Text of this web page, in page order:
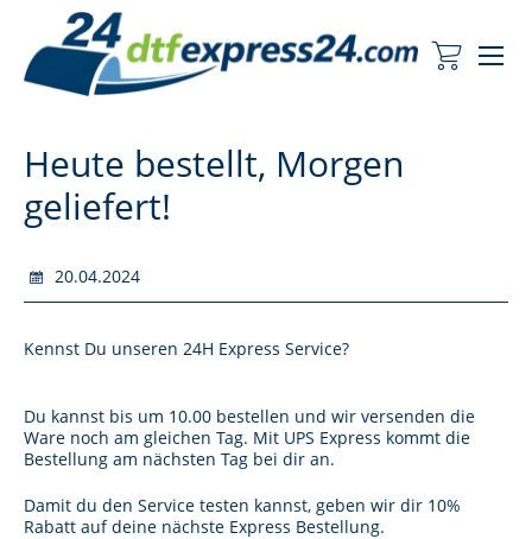
Mein
Heute bestellt, Morgen
geliefert!
20.04.2024
Kennst Du unseren 24H Express Service?
Du kannst bis um 10.00 bestellen und wir versenden die
Ware noch am gleichen Tag. Mit UPS Express kommt die
Bestellung am nächsten Tag bei dir an.
Damit du den Service testen kannst, geben wir dir 10%
Rabatt auf deine nächste Express Bestellung.